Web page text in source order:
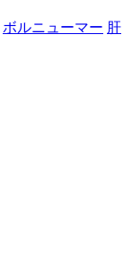
ボルニューマー 肝